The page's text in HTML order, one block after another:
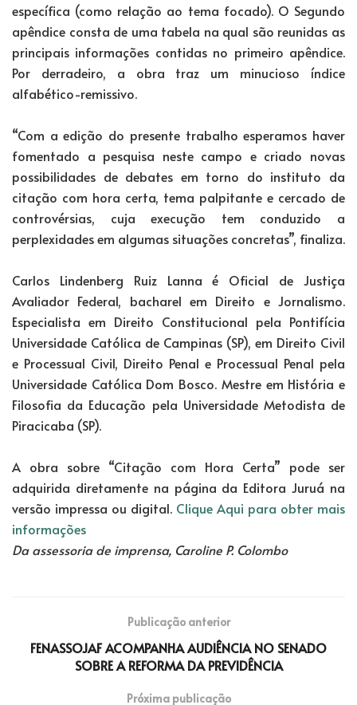
específica (como relação ao tema focado). O Segundo
apêndice consta de uma tabela na qual são reunidas as
principais informações contidas no primeiro apêndice.
Por derradeiro, a obra traz um minucioso índice
alfabético-remissivo.
“Com a edição do presente trabalho esperamos haver
fomentado a pesquisa neste campo e criado novas
possibilidades de debates em torno do instituto da
citação com hora certa, tema palpitante e cercado de
controvérsias, cuja execução tem conduzido a
perplexidades em algumas situações concretas”, finaliza.
Carlos Lindenberg Ruiz Lanna é Oficial de Justiça
Avaliador Federal, bacharel em Direito e Jornalismo.
Especialista em Direito Constitucional pela Pontifícia
Universidade Católica de Campinas (SP), em Direito Civil
e Processual Civil, Direito Penal e Processual Penal pela
Universidade Católica Dom Bosco. Mestre em História e
Filosofia da Educação pela Universidade Metodista de
Piracicaba (SP).
A obra sobre “Citação com Hora Certa” pode ser
adquirida diretamente na página da Editora Juruá na
versão impressa ou digital. Clique Aqui para obter mais
informações
Da assessoria de imprensa, Caroline P. Colombo
Publicação anterior
FENASSOJAF ACOMPANHA AUDIÊNCIA NO SENADO
SOBRE A REFORMA DA PREVIDÊNCIA
Próxima publicação